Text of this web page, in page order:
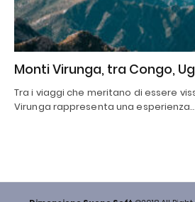
Monti Virunga, tra Congo,
Tra i viaggi che meritano di essere
Virunga rappresenta una esperienza…